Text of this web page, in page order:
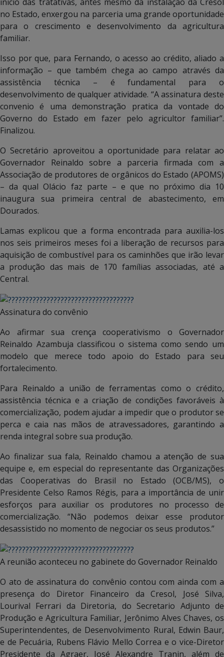
no Estado, enxergou na parceria uma grande oportunidade
para o crescimento e desenvolvimento da agricultura
familiar.
Isso por que, para Fernando, o acesso ao crédito, aliado a
informação – que também chega ao campo através da
assistência técnica – é fundamental para o
desenvolvimento de qualquer atividade. “A assinatura deste
convenio é uma demonstração pratica da vontade do
Governo do Estado em fazer pelo agricultor familiar”.
Finalizou.
O Secretário aproveitou a oportunidade para relatar ao
Governador Reinaldo sobre a parceria firmada com a
Associação de produtores de orgânicos do Estado (APOMS)
– da qual Olácio faz parte – e que no próximo dia 10
inaugura sua primeira central de abastecimento, em
Dourados.
Lamas explicou que a forma encontrada para auxilia-los
nos seis primeiros meses foi a liberação de recursos para
aquisição de combustível para os caminhões que irão levar
a produção das mais de 170 famílias associadas, até a
Central.
Assinatura do convênio
Ao afirmar sua crença cooperativismo o Governador
Reinaldo Azambuja classificou o sistema como sendo um
modelo que merece todo apoio do Estado para seu
fortalecimento.
Para Reinaldo a união de ferramentas como o crédito,
assistência técnica e a criação de condições favoráveis à
comercialização, podem ajudar a impedir que o produtor se
perca e caia nas mãos de atravessadores, garantindo a
renda integral sobre sua produção.
Ao finalizar sua fala, Reinaldo chamou a atenção de sua
equipe e, em especial do representante das Organizações
das Cooperativas do Brasil no Estado (OCB/MS), o
Presidente Celso Ramos Régis, para a importância de unir
esforços para auxiliar os produtores no processo de
comercialização. “Não podemos deixar esse produtor
desassistido no momento de negociar os seus produtos.”
A reunião aconteceu no gabinete do Governador Reinaldo
O ato de assinatura do convênio contou com ainda com a
presença do Diretor Financeiro da Cresol, José Silva,
Lourival Ferrari da Diretoria, do Secretario Adjunto de
Produção e Agricultura Familiar, Jerônimo Alves Chaves, os
Superintendentes, de Desenvolvimento Rural, Edwin Baur,
e de Pecuária, Rubens Flávio Mello Correa e o vice-Diretor
Presidente da Agraer, José Alexandre Tranin, além de